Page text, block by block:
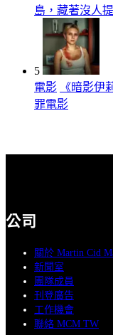
島，藏著沒人
5
電影
《暗影
罪電影
公司
關於 Martin Cid
新聞室
團隊成員
刊登廣告
工作機會
聯絡 MCM TW